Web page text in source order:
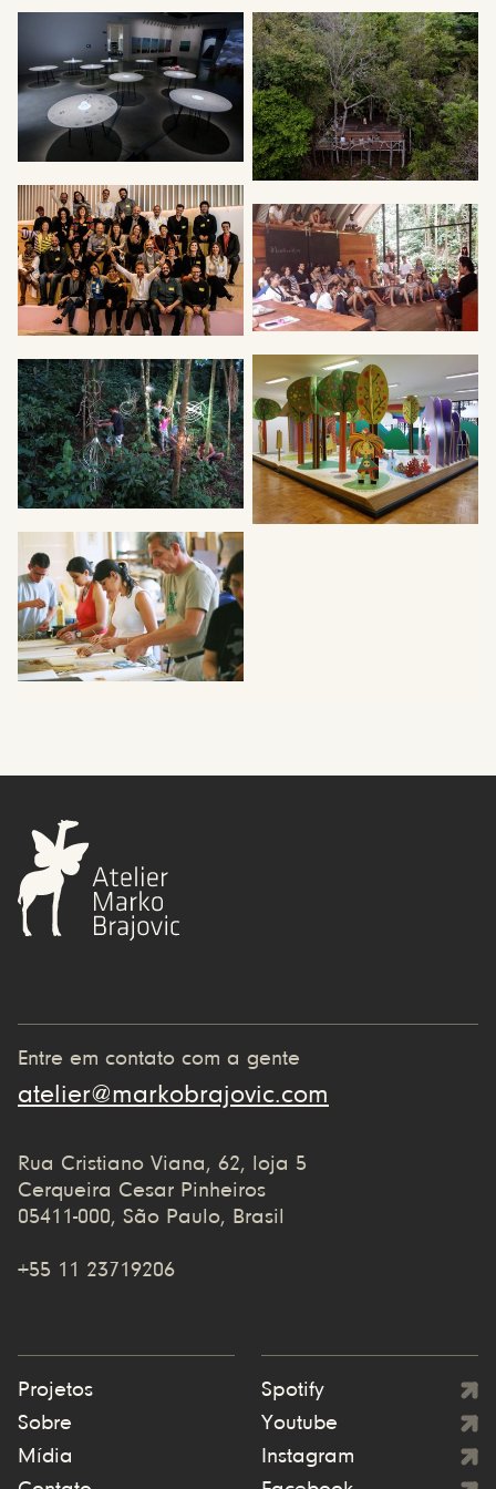
Entre em contato com a gente
atelier@markobrajovic.com
Rua Cristiano Viana, 62, loja 5
Cerqueira Cesar Pinheiros
05411-000, São Paulo, Brasil
+55 11 23719206
Projetos
Sobre
Mídia
Spotify
Youtube
Instagram